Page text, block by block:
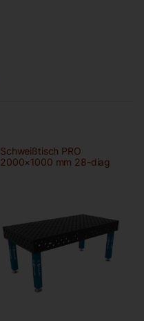
Schweißtisch PRO
2000×1000 mm 28-diag